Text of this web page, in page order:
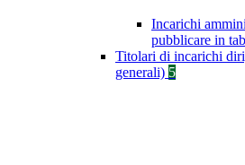
Incarichi
pubblicare in
Titolari di incarichi
generali) 5